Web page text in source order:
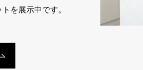
を展示中です。